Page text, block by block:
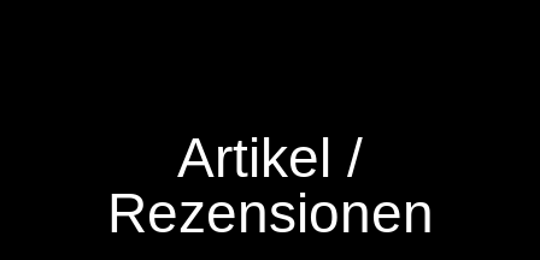
Artikel /
Rezensionen